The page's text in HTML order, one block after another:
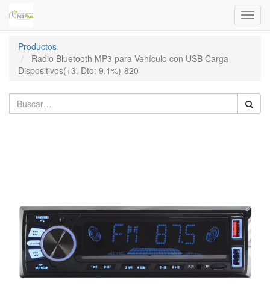
Menú
de
Productos
Radio Bluetooth MP3 para Vehículo con USB Carga
Dispositivos(+3. Dto: 9.1%)-820